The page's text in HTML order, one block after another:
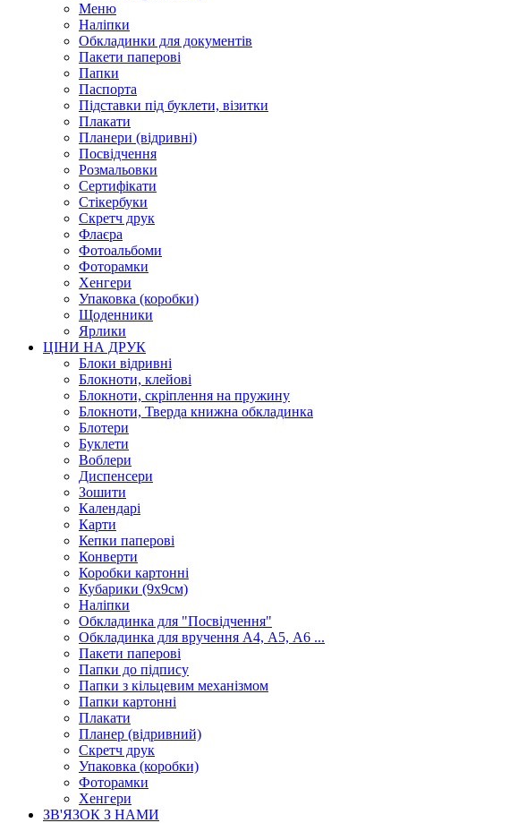
Меню
Наліпки
Обкладинки для документів
Пакети паперові
Папки
Паспорта
Підставки під буклети, візитки
Плакати
Планери (відривні)
Посвідчення
Розмальовки
Сертифікати
Стікербуки
Скретч друк
Флаєра
Фотоальбоми
Фоторамки
Хенгери
Упаковка (коробки)
Щоденники
Ярлики
ЦІНИ НА ДРУК
Блоки відривні
Блокноти, клейові
Блокноти, скріплення на пружину
Блокноти, Тверда книжна обкладинка
Блотери
Буклети
Воблери
Диспенсери
Зошити
Календарі
Карти
Кепки паперові
Конверти
Коробки картонні
Кубарики (9х9см)
Наліпки
Обкладинка для "Посвідчення"
Обкладинка для вручення А4, А5, А6 ...
Пакети паперові
Папки до підпису
Папки з кільцевим механізмом
Папки картонні
Плакати
Планер (відривний)
Скретч друк
Упаковка (коробки)
Фоторамки
Хенгери
ЗВ'ЯЗОК З НАМИ